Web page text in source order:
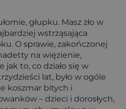
głupku. Masz zło w
wstrząsająca
O sprawie, zakończonej
na więzienie,
jak to, co działo się w
lat, było w ogóle
koszmar bitych i
– dzieci i dorosłych,